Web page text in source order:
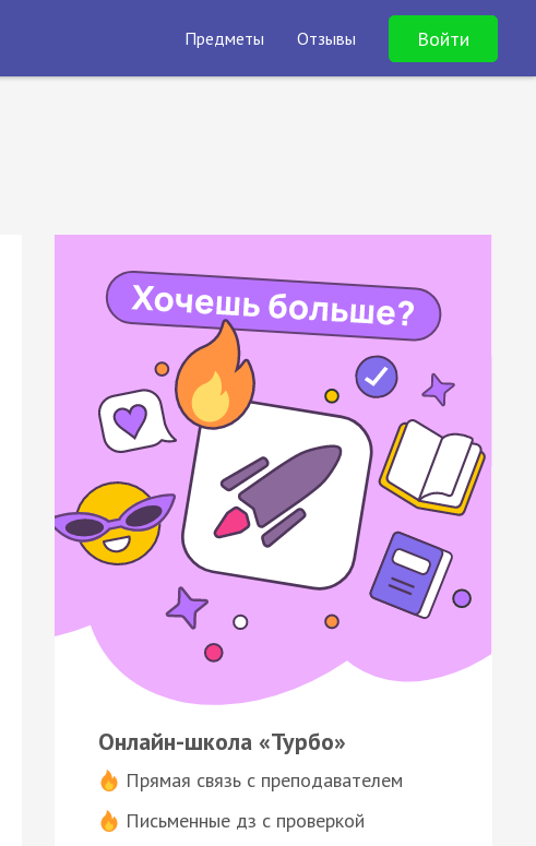
Предметы Отзывы Войти
Онлайн-школа «Турбо»
Прямая связь с преподавателем
Письменные дз с проверкой